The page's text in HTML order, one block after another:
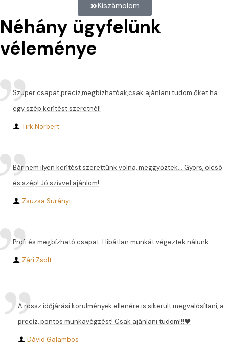
Kiszámolom
Néhány ügyfelünk
véleménye
Szuper csapat,precíz,megbízhatóak,csak ajánlani tudom őket ha
egy szép kerítést szeretnél!
Tirk Norbert
Bár nem ilyen kerítést szerettünk volna, meggyőztek... Gyors, olcsó
és szép! Jó szívvel ajánlom!
Zsuzsa Surányi
Profi és megbízható csapat. Hibátlan munkát végeztek nálunk.
Zári Zsolt
A rossz időjárási körülmények ellenére is sikerült megvalósítani, a
precíz, pontos munkavégzést! Csak ajánlani tudom!!!❤️
Dávid Galambos